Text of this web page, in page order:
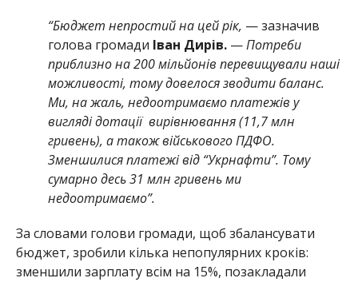
“Бюджет непростий на цей рік, — зазначив
голова громади Іван Дирів.—Потреби
приблизно на 200 мільйонів перевищували наші
можливості, тому довелося зводити баланс.
Ми, на жаль, недоотримаємо платежів у
вигляді дотації вирівнювання (11,7 млн
гривень), а також військового ПДФО.
Зменшилися платежі від “Укрнафти”. Тому
сумарно десь 31 млн гривень ми
недоотримаємо”.
За словами голови громади, щоб збалансувати
бюджет, зробили кілька непопулярних кроків:
зменшили зарплату всім на 15%, позакладали